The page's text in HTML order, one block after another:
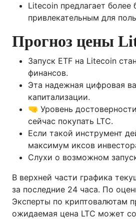
Litecoin предлагает
привлекательным для
Прогноз цены
Запуск ETF на Litecoin
финансов.
Эта надежная цифровая
капитализации.
🤜 Уровень
сейчас покупать LTC.
Если такой инструмент
максимум иксов
Слухи о возможном
В верхней части графика
за последние 24 часа. По
Эксперты по криптовалютам
ожидаемая цена LTC может